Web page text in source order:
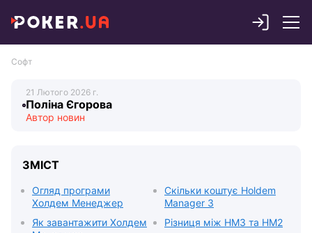
Софт
Поліна Єгорова
ЗМІСТ
Огляд програми
Холдем Менеджер
Скільки коштує Holdem
Manager 3
Як завантажити Холдем
Різниця між HM3 та HM2